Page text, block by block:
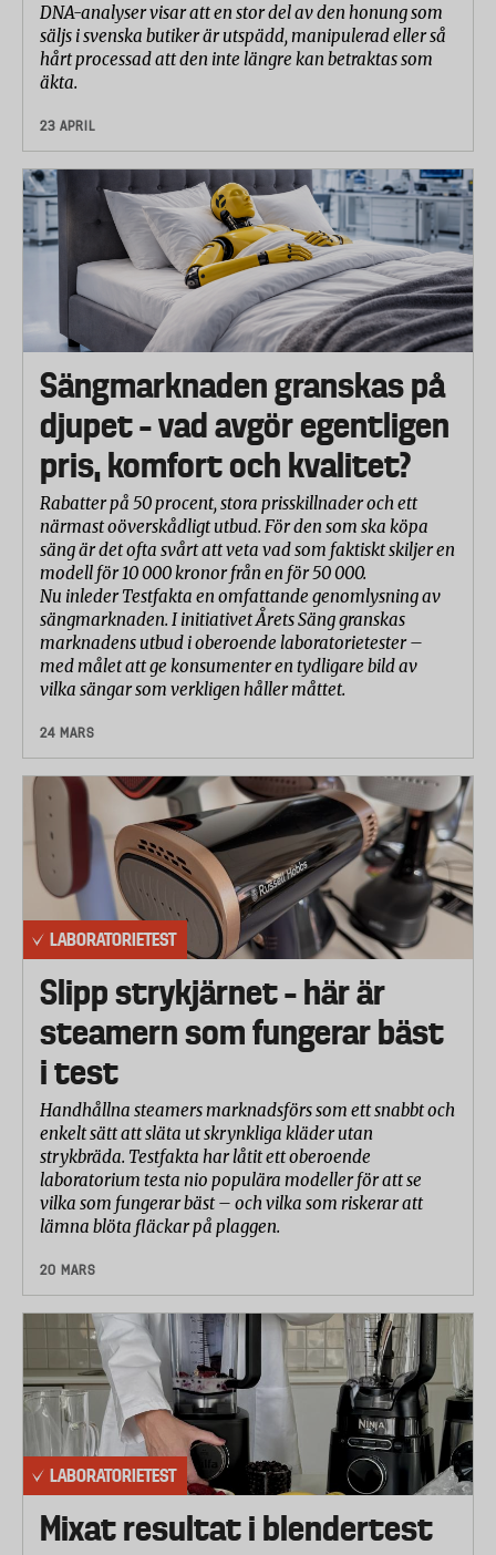
DNA-analyser visar att en stor del av den honung som
säljs i svenska butiker är utspädd, manipulerad eller så
hårt processad att den inte längre kan betraktas som
äkta.
23 APRIL
Sängmarknaden granskas på
djupet – vad avgör egentligen
pris, komfort och kvalitet?
Rabatter på 50 procent, stora prisskillnader och ett
närmast oöverskådligt utbud. För den som ska köpa
säng är det ofta svårt att veta vad som faktiskt skiljer en
modell för 10 000 kronor från en för 50 000.
Nu inleder Testfakta en omfattande genomlysning av
sängmarknaden. I initiativet Årets Säng granskas
marknadens utbud i oberoende laboratorietester –
med målet att ge konsumenter en tydligare bild av
vilka sängar som verkligen håller måttet.
24 MARS
LABORATORIETEST
Slipp strykjärnet – här är
steamern som fungerar bäst
i test
Handhållna steamers marknadsförs som ett snabbt och
enkelt sätt att släta ut skrynkliga kläder utan
strykbräda. Testfakta har låtit ett oberoende
laboratorium testa nio populära modeller för att se
vilka som fungerar bäst – och vilka som riskerar att
lämna blöta fläckar på plaggen.
20 MARS
LABORATORIETEST
Mixat resultat i blendertest